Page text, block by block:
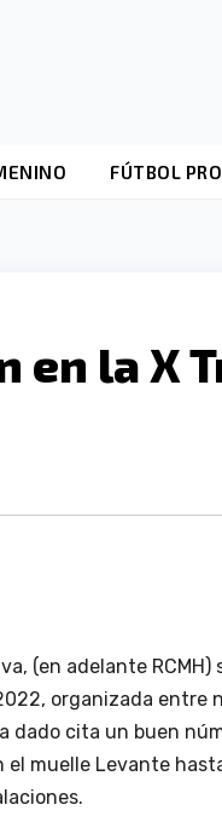
FÚTBOL
en la X
(en adelante RCMH)
organizada entre
dado cita un buen
muelle Levante